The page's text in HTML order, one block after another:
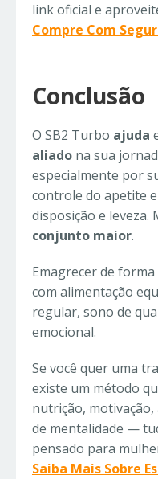
link oficial e
Compre Com
Conclusão
O SB2 Turbo ajuda
aliado na sua
especialmente por
controle do apetite
disposição e leveza.
conjunto maior.
Emagrecer de
com alimentação
regular, sono de
emocional.
Se você quer uma
existe um método
nutrição, motivação,
de mentalidade —
pensado para
Saiba Mais Sobre